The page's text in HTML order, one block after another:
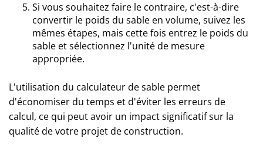
Si vous souhaitez faire le contraire, c'est-à-dire
convertir le poids du sable en volume, suivez les
mêmes étapes, mais cette fois entrez le poids du
sable et sélectionnez l'unité de mesure
appropriée.
L'utilisation du calculateur de sable permet
d'économiser du temps et d'éviter les erreurs de
calcul, ce qui peut avoir un impact significatif sur la
qualité de votre projet de construction.